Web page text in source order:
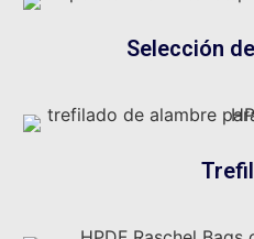
Selección